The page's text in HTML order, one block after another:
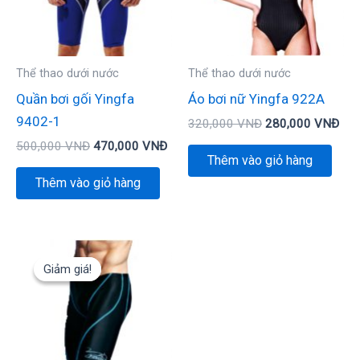
Thể thao dưới nước
Quần bơi gối Yingfa
9402-1
500,000VNĐ 470,000 VNĐ
Thêm vào giỏ hàng
Thể thao dưới nước
Áo bơi nữ Yingfa 922A
320,000VNĐ 280,000 VNĐ
Thêm vào giỏ hàng
Giảm giá!
Giảm giá!
Giá
gốc
là:
500,000 VNĐ.